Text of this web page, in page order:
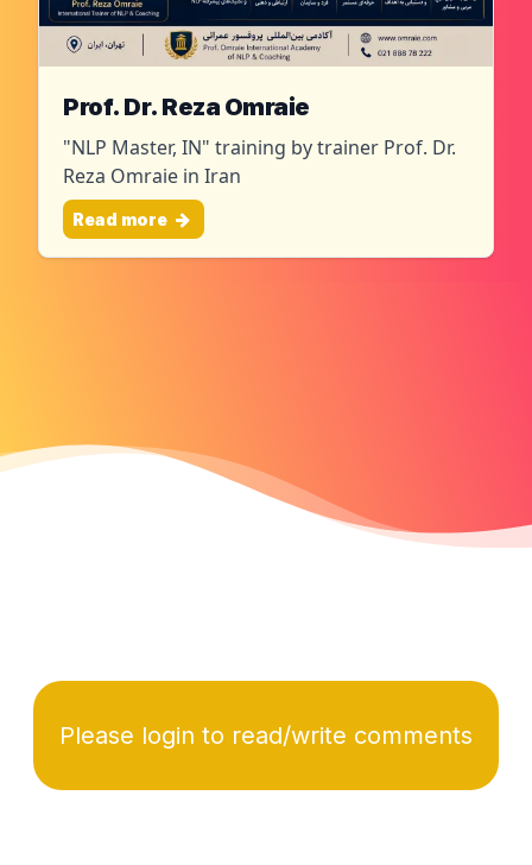
Prof. Dr. Reza Omraie
"NLP Master, IN" training by trainer Prof. Dr.
Reza Omraie in Iran
Read more
Please login to read/write comments